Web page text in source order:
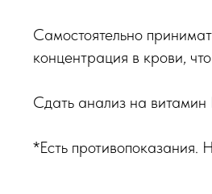
Самостоятельно
концентрация в крови,
Сдать анализ на
*Есть противопоказания.